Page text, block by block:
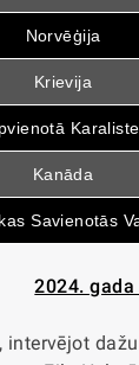
Norvēģija
Krievija
Karaliste
Kanāda
Savienotās
2024.